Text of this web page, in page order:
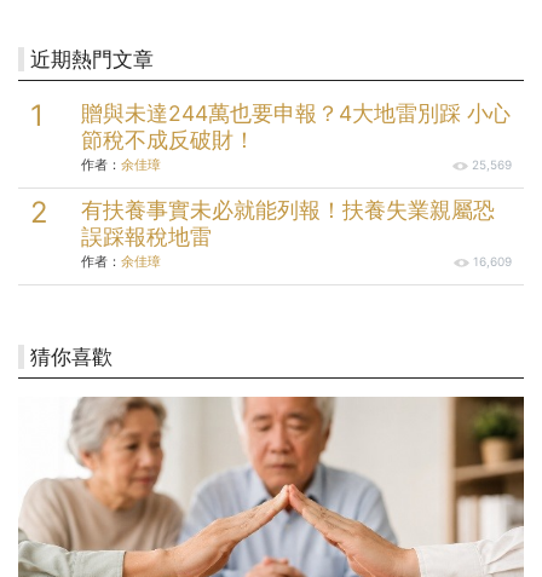
近期熱門文章
贈與未達244萬也要申報？4大地雷別踩 小心
節稅不成反破財！
作者： 余佳璋 25,569
有扶養事實未必就能列報！扶養失業親屬恐
誤踩報稅地雷
作者： 余佳璋 16,609
猜你喜歡